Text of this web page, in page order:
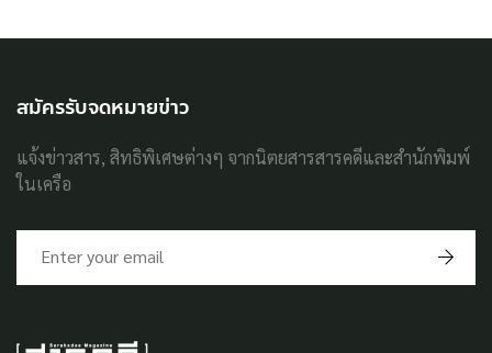
สมัครรับจดหมายข่าว
แจ้งข่าวสาร, สิทธิพิเศษต่างๆ จากนิตยสารสารคดีและสำนักพิมพ์
ในเครือ